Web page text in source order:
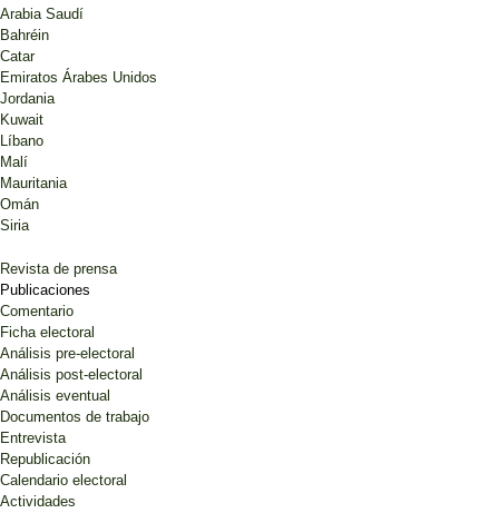
Arabia Saudí
Bahréin
Catar
Emiratos Árabes Unidos
Jordania
Kuwait
Líbano
Malí
Mauritania
Omán
Siria
Revista de prensa
Publicaciones
Comentario
Ficha electoral
Análisis pre-electoral
Análisis post-electoral
Análisis eventual
Documentos de trabajo
Entrevista
Republicación
Calendario electoral
Actividades